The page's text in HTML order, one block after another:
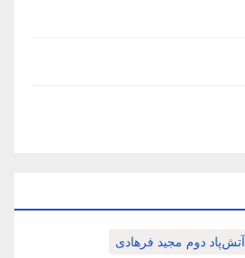
آتش‌پاد دوم مجید فرهادی